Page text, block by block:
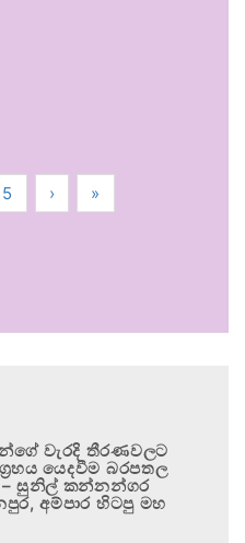
5 › »
වැරදි තීරණවලට
යෙදවීම බරපතල
– සුනිල් කන්නන්ගර
අම්පාර හිටපු මහ